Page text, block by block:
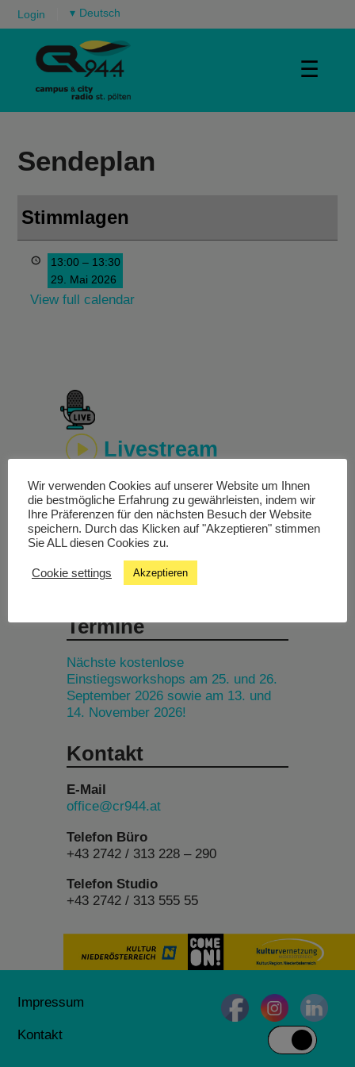
Login ▾
☰
Sendeplan
Stimmlagen
13:00 – 13:30
29. Mai 2026
View full calendar
Livestream
Studiochat
Songfinder
Termine
Nächste kostenlose
Einstiegsworkshops am 25. und 26.
September 2026 sowie am 13. und
14. November 2026!
Kontakt
E-Mail
office@cr944.at
Telefon Büro
+43 2742 / 313 228 – 290
Telefon Studio
+43 2742 / 313 555 55
Impressum
Kontakt
Wir verwenden Cookies auf unserer Website um Ihnen
die bestmögliche Erfahrung zu gewährleisten, indem wir
Ihre Präferenzen für den nächsten Besuch der Website
speichern. Durch das Klicken auf "Akzeptieren" stimmen
Sie ALL diesen Cookies zu.
Cookie settings Akzeptieren